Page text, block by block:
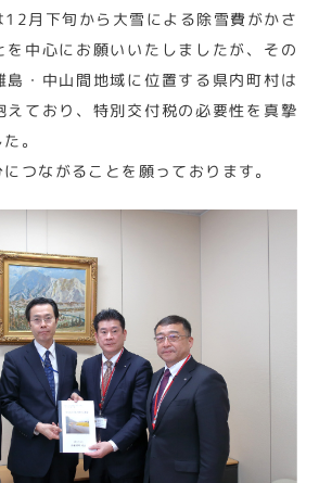
12月下旬から大雪による除雪費がかさ
を中心にお願いいたしましたが、その
島・中山間地域に位置する県内町村は
えており、特別交付税の必要性を真摯
。
つながることを願っております。